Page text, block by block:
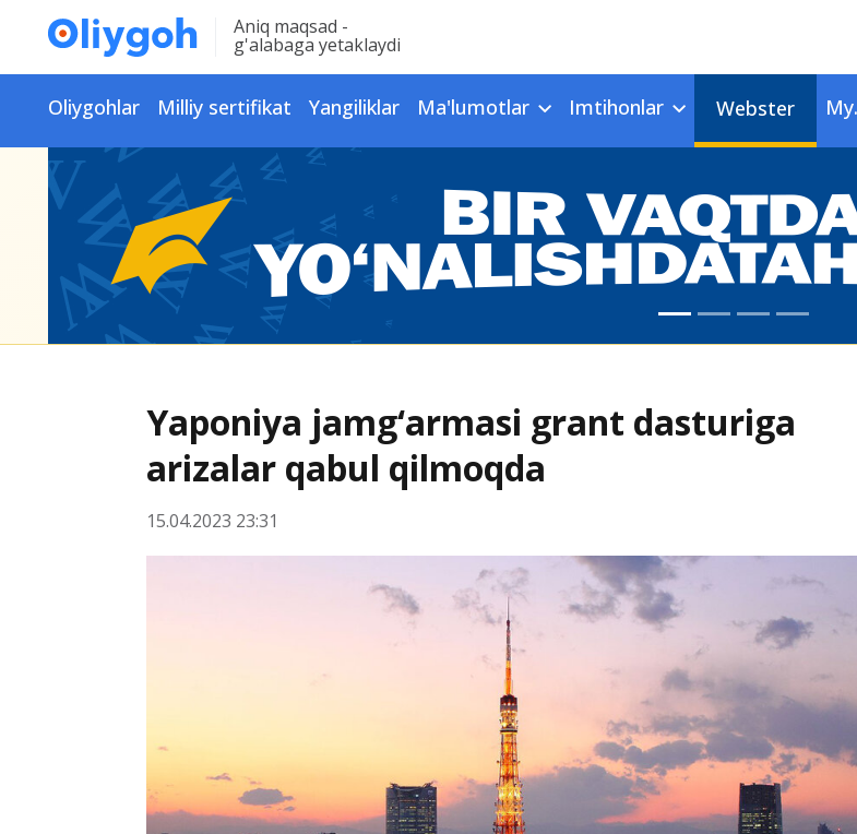
Aniq maqsad -
g'alabaga yetaklaydi
Oliygohlar Milliy sertifikat Yangiliklar Ma'lumotlar Imtihonlar Webster
Yaponiya jamg‘armasi grant dasturiga
arizalar qabul qilmoqda
15.04.2023 23:31